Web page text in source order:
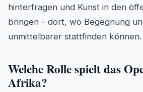
hinterfragen und Kunst in den
bringen – dort, wo Begegnung
unmittelbarer stattfinden können.
Welche Rolle spielt das
Afrika?